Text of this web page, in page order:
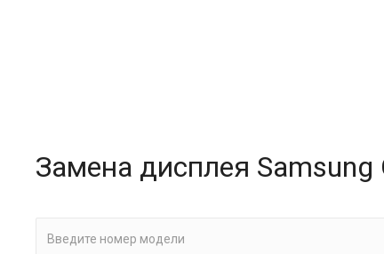
Замена дисплея Samsung